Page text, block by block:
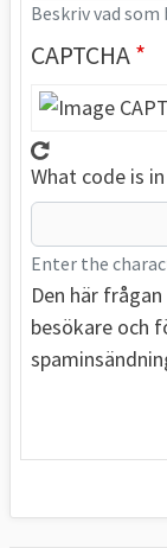
Beskriv vad
CAPTCHA
What code is
Enter the
Den här
besökare och